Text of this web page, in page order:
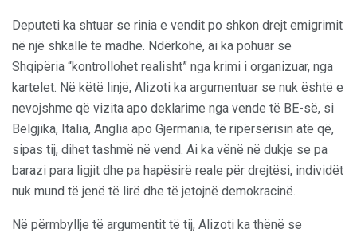
Deputeti ka shtuar se rinia e vendit po shkon drejt emigrimit
në një shkallë të madhe. Ndërkohë, ai ka pohuar se
Shqipëria “kontrollohet realisht” nga krimi i organizuar, nga
kartelet. Në këtë linjë, Alizoti ka argumentuar se nuk është e
nevojshme që vizita apo deklarime nga vende të BE-së, si
Belgjika, Italia, Anglia apo Gjermania, të ripërsërisin atë që,
sipas tij, dihet tashmë në vend. Ai ka vënë në dukje se pa
barazi para ligjit dhe pa hapësirë reale për drejtësi, individët
nuk mund të jenë të lirë dhe të jetojnë demokracinë.
Në përmbyllje të argumentit të tij, Alizoti ka thënë se